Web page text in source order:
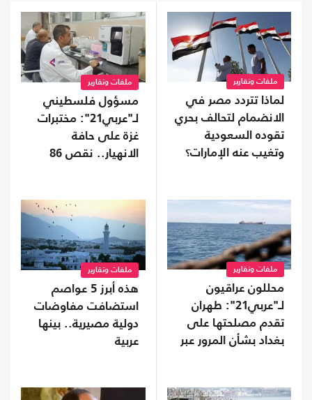
ملفات وتقارير
لماذا تتردد مصر في
الانضمام لتحالف بحري
تقوده السعودية
وتغيب عنه الإمارات؟
ملفات وتقارير
مسؤول فلسطيني
لـ"عربي21": مختبرات
غزة على حافة
الانهيار.. نقص 86
ملفات وتقارير
محللون عراقيون
لـ"عربي21": طهران
تقدم مصلحتها على
بغداد بشأن المرور عبر
ملفات وتقارير
هذه أبرز 5 عواصم
استضافت مفاوضات
دولية مصيرية.. بينها
عربية